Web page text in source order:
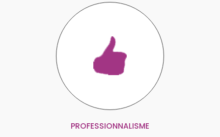
PROFESSIONNALISME